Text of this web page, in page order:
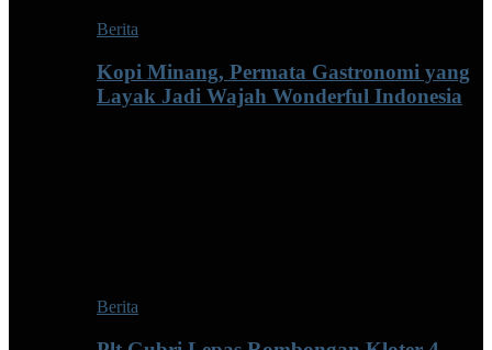
Berita
Kopi Minang, Permata Gastronomi yang
Layak Jadi Wajah Wonderful Indonesia
Berita